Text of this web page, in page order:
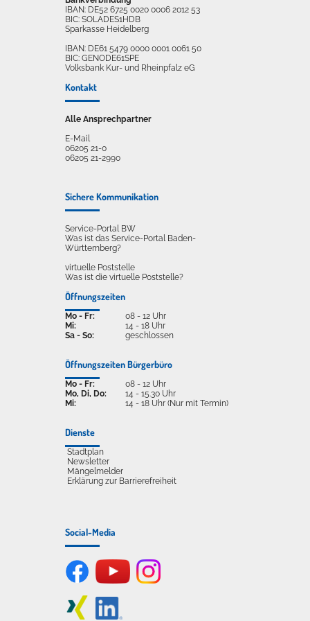
IBAN: DE52 6725 0020 0006 2012 53
BIC: SOLADES1HDB
Sparkasse Heidelberg
IBAN: DE61 5479 0000 0001 0061 50
BIC: GENODE61SPE
Volksbank Kur- und Rheinpfalz eG
Kontakt
Alle Ansprechpartner
E-Mail
06205 21-0
06205 21-2990
Sichere Kommunikation
Service-Portal BW
Was ist das Service-Portal Baden-
Württemberg?
virtuelle Poststelle
Was ist die virtuelle Poststelle?
Öffnungszeiten
Mo - Fr:
Mi:
Sa - So:
08 - 12 Uhr
14 - 18 Uhr
geschlossen
Öffnungszeiten Bürgerbüro
Mo - Fr:
Mo, Di, Do:
Mi:
08 - 12 Uhr
14 - 15.30 Uhr
14 - 18 Uhr (Nur mit Termin)
Dienste
Stadtplan
Newsletter
Mängelmelder
Erklärung zur Barrierefreiheit
Social-Media